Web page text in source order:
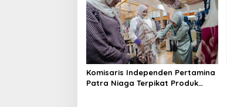
Komisaris Independen Pertamina
Patra Niaga Terpikat Produk